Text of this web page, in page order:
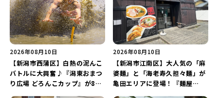
2026年08月10日
【新潟市西蒲区】白熱の泥んこ
バトルに大興奮♪『潟東おまつ
り広場 どろんこカップ』が8月
2026年08月10日
【新潟市江南区】大人気の「麻
婆麺」と「海老寿久担々麺」が
亀田エリアに登場！『麺屋